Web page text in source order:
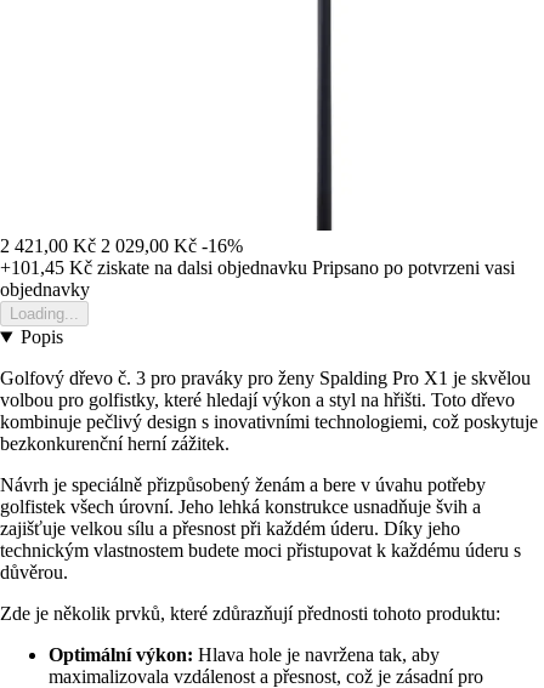
2 421,00 Kč 2 029,00 Kč -16%
+101,45 Kč ziskate na dalsi objednavku Pripsano po potvrzeni vasi
objednavky
Loading...
Popis
Golfový dřevo č. 3 pro praváky pro ženy Spalding Pro X1 je skvělou
volbou pro golfistky, které hledají výkon a styl na hřišti. Toto dřevo
kombinuje pečlivý design s inovativními technologiemi, což poskytuje
bezkonkurenční herní zážitek.
Návrh je speciálně přizpůsobený ženám a bere v úvahu potřeby
golfistek všech úrovní. Jeho lehká konstrukce usnadňuje švih a
zajišťuje velkou sílu a přesnost při každém úderu. Díky jeho
technickým vlastnostem budete moci přistupovat k každému úderu s
důvěrou.
Zde je několik prvků, které zdůrazňují přednosti tohoto produktu:
Optimální výkon: Hlava hole je navržena tak, aby
maximalizovala vzdálenost a přesnost, což je zásadní pro